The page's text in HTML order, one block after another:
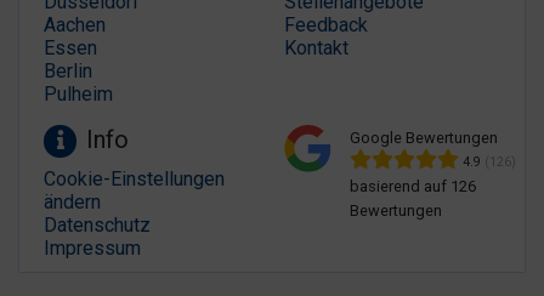
Aachen
Essen
Berlin
Pulheim
Feedback
Kontakt
Info
Cookie-Einstellungen
ändern
Datenschutz
Impressum
Google Bewertungen
4.9 (126)
basierend auf 126
Bewertungen